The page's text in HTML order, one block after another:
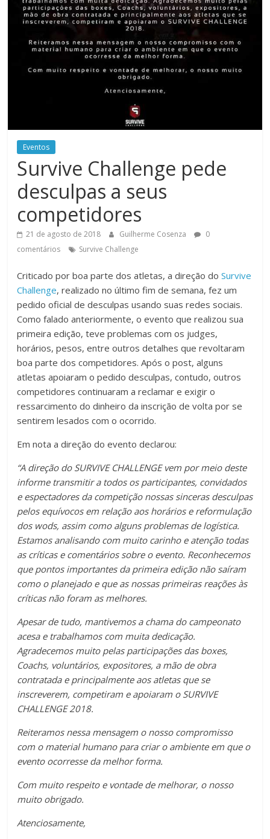
Eventos
Survive Challenge pede
desculpas a seus
competidores
21 de agosto de 2018 Guilherme Cosenza
0
comentários
Survive Challenge
Criticado por boa parte dos atletas, a direção doSurvive
Challenge, realizado no último fim de semana, fez um
pedido oficial de desculpas usando suas redes sociais.
Como falado anteriormente, o evento que realizou sua
primeira edição, teve problemas com os judges,
horários, pesos, entre outros detalhes que revoltaram
boa parte dos competidores. Após o post, alguns
atletas apoiaram o pedido desculpas, contudo, outros
competidores continuaram a reclamar e exigir o
ressarcimento do dinheiro da inscrição de volta por se
sentirem lesados com o ocorrido.
Em nota a direção do evento declarou:
“A direção do SURVIVE CHALLENGE vem por meio deste
informe transmitir a todos os participantes, convidados
e espectadores da competição nossas sinceras desculpas
pelos equívocos em relação aos horários e reformulação
dos wods, assim como alguns problemas de logística.
Estamos analisando com muito carinho e atenção todas
as críticas e comentários sobre o evento. Reconhecemos
que pontos importantes da primeira edição não saíram
como o planejado e que as nossas primeiras reações às
críticas não foram as melhores.
Apesar de tudo, mantivemos a chama do campeonato
acesa e trabalhamos com muita dedicação.
Agradecemos muito pelas participações das boxes,
Coachs, voluntários, expositores, a mão de obra
contratada e principalmente aos atletas que se
inscreverem, competiram e apoiaram o SURVIVE
CHALLENGE 2018.
Reiteramos nessa mensagem o nosso compromisso
com o material humano para criar o ambiente em que o
evento ocorresse da melhor forma.
Com muito respeito e vontade de melhorar, o nosso
muito obrigado.
Atenciosamente,